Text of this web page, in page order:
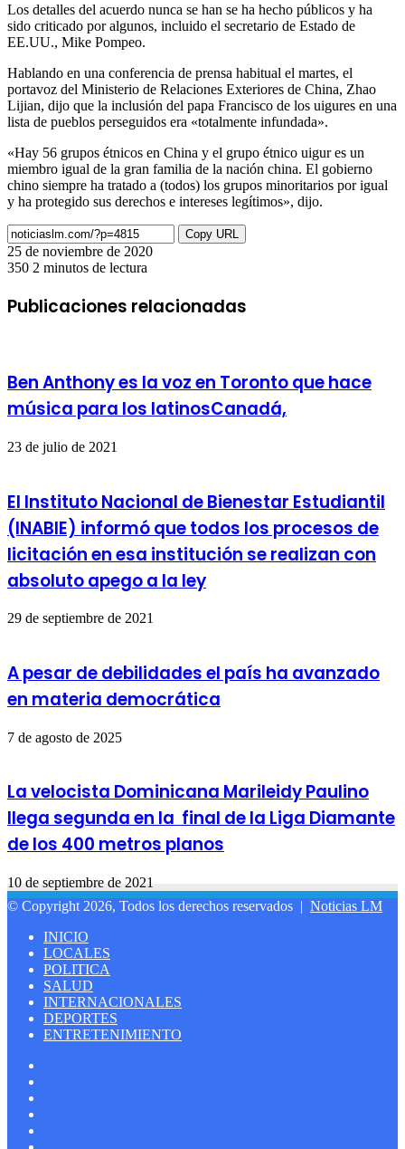
Los detalles del acuerdo nunca se han se ha hecho públicos y ha
sido criticado por algunos, incluido el secretario de Estado de
EE.UU., Mike Pompeo.
Hablando en una conferencia de prensa habitual el martes, el
portavoz del Ministerio de Relaciones Exteriores de China, Zhao
Lijian, dijo que la inclusión del papa Francisco de los uigures en una
lista de pueblos perseguidos era «totalmente infundada».
«Hay 56 grupos étnicos en China y el grupo étnico uigur es un
miembro igual de la gran familia de la nación china. El gobierno
chino siempre ha tratado a (todos) los grupos minoritarios por igual
y ha protegido sus derechos e intereses legítimos», dijo.
Copy URL
25 de noviembre de 2020
350 2 minutos de lectura
por
correo
Publicaciones relacionadas
Ben Anthony es la voz en Toronto que hace
música para los latinosCanadá,
23 de julio de 2021
El Instituto Nacional de Bienestar Estudiantil
(INABIE) informó que todos los procesos de
licitación en esa institución se realizan con
absoluto apego a la ley
29 de septiembre de 2021
A pesar de debilidades el país ha avanzado
en materia democrática
7 de agosto de 2025
La velocista Dominicana Marileidy Paulino
llega segunda en la final de la Liga Diamante
de los 400 metros planos
10 de septiembre de 2021
© Copyright 2026, Todos los derechos reservados | Noticias LM
INICIO
LOCALES
POLITICA
SALUD
INTERNACIONALES
DEPORTES
ENTRETENIMIENTO